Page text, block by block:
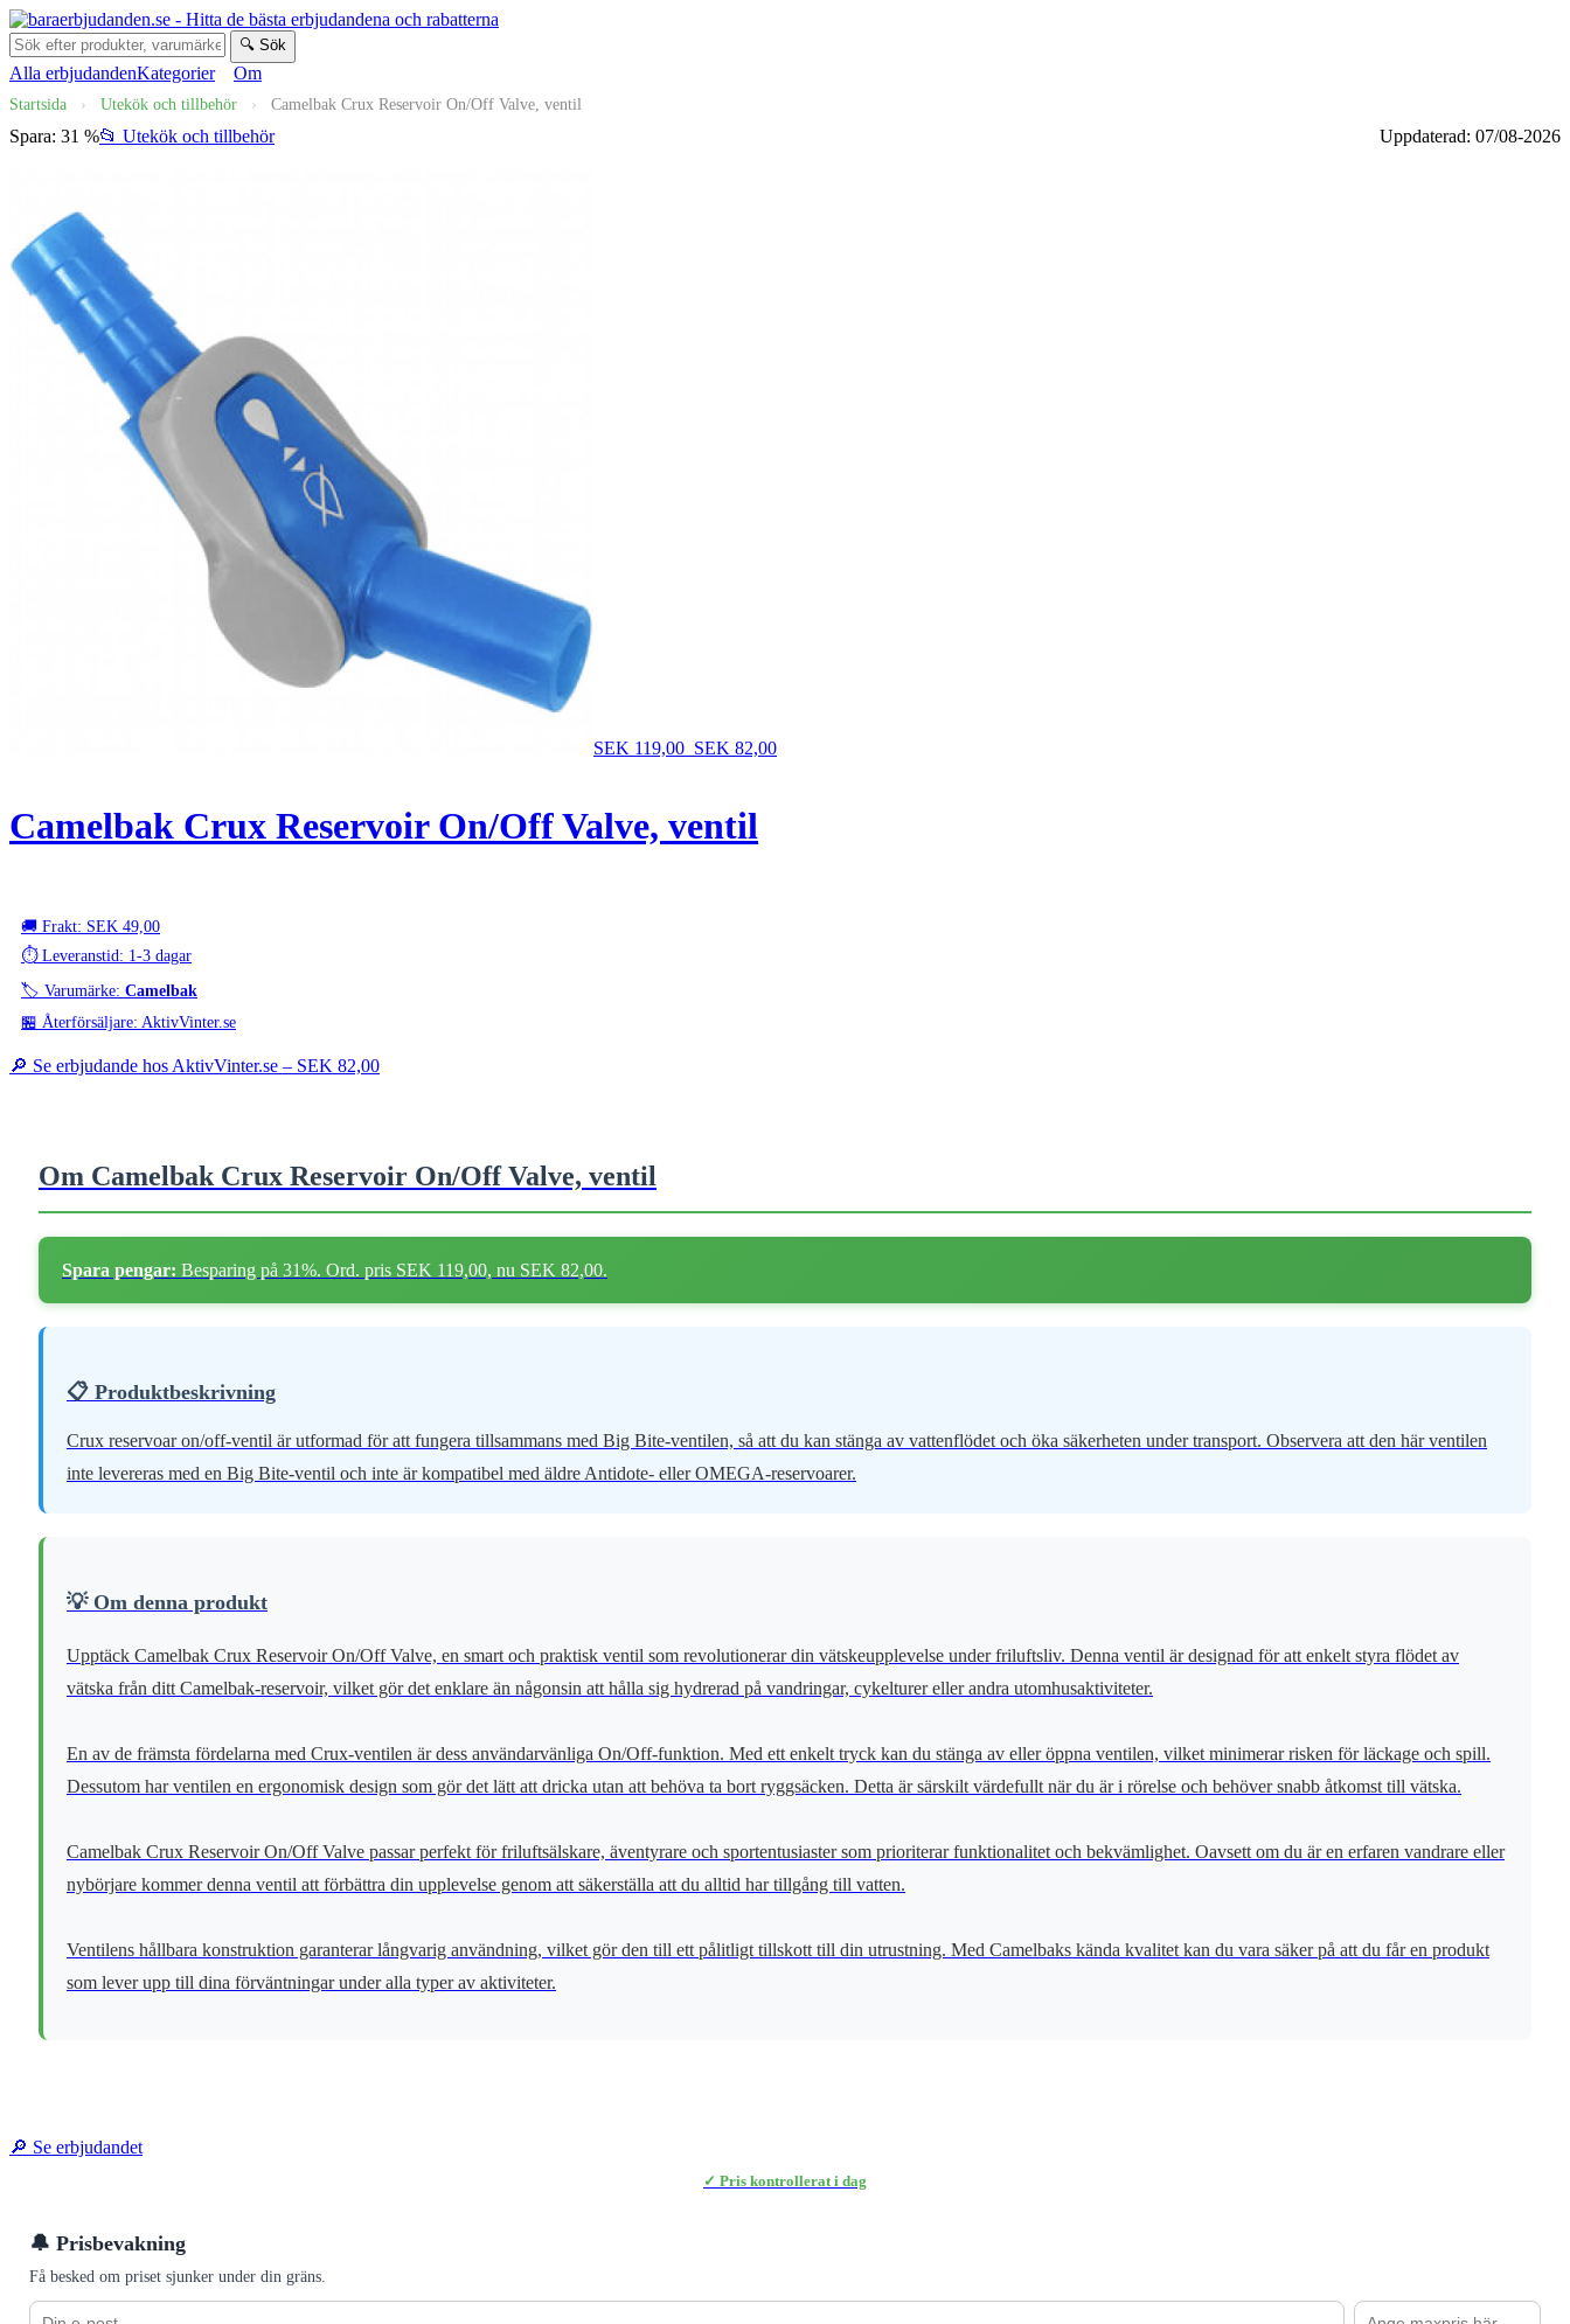
🔍 Sök
Alla erbjudandenKategorier Om
Startsida › Utekök och tillbehör › Camelbak Crux Reservoir On/Off Valve, ventil
Spara: 31 %📂 Utekök och tillbehör Uppdaterad: 07/08-2026
SEK 119,00 SEK 82,00
Camelbak Crux Reservoir On/Off Valve, ventil
🚚 Frakt: SEK 49,00
⏱️ Leveranstid: 1-3 dagar
🏷️ Varumärke: Camelbak
🏪 Återförsäljare: AktivVinter.se
🔎 Se erbjudande hos AktivVinter.se – SEK 82,00
Om Camelbak Crux Reservoir On/Off Valve, ventil
Spara pengar: Besparing på 31%. Ord. pris SEK 119,00, nu SEK 82,00.
📋 Produktbeskrivning
Crux reservoar on/off-ventil är utformad för att fungera tillsammans med Big Bite-ventilen, så att du kan stänga av vattenflödet och öka säkerheten under transport. Observera att den här ventilen
inte levereras med en Big Bite-ventil och inte är kompatibel med äldre Antidote- eller OMEGA-reservoarer.
💡 Om denna produkt
Upptäck Camelbak Crux Reservoir On/Off Valve, en smart och praktisk ventil som revolutionerar din vätskeupplevelse under friluftsliv. Denna ventil är designad för att enkelt styra flödet av
vätska från ditt Camelbak-reservoir, vilket gör det enklare än någonsin att hålla sig hydrerad på vandringar, cykelturer eller andra utomhusaktiviteter.
En av de främsta fördelarna med Crux-ventilen är dess användarvänliga On/Off-funktion. Med ett enkelt tryck kan du stänga av eller öppna ventilen, vilket minimerar risken för läckage och spill.
Dessutom har ventilen en ergonomisk design som gör det lätt att dricka utan att behöva ta bort ryggsäcken. Detta är särskilt värdefullt när du är i rörelse och behöver snabb åtkomst till vätska.
Camelbak Crux Reservoir On/Off Valve passar perfekt för friluftsälskare, äventyrare och sportentusiaster som prioriterar funktionalitet och bekvämlighet. Oavsett om du är en erfaren vandrare eller
nybörjare kommer denna ventil att förbättra din upplevelse genom att säkerställa att du alltid har tillgång till vatten.
Ventilens hållbara konstruktion garanterar långvarig användning, vilket gör den till ett pålitligt tillskott till din utrustning. Med Camelbaks kända kvalitet kan du vara säker på att du får en produkt
som lever upp till dina förväntningar under alla typer av aktiviteter.
🔎 Se erbjudandet
✓ Pris kontrollerat i dag
🔔 Prisbevakning
Få besked om priset sjunker under din gräns.